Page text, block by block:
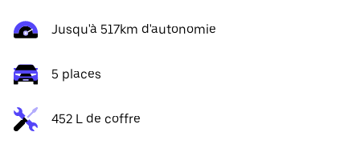
Jusqu'à 517km d'autonomie
5 places
452 L de coffre